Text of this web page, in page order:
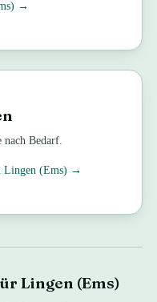
→
Bedarf.
Lingen (Ems) →
Lingen (Ems)